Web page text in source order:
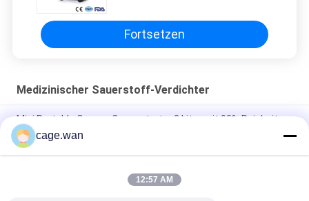
Fortsetzen
Medizinischer Sauerstoff-Verdichter
Mini Portable Oxygen Concentrator 3 Liter mit 93% Reinheit
Doppelfluss-Sauerstoff-Verdichter 5 Liter mit Reinheit 93±3%
medizinischer/Hauptgebrauch
0.5 - justierbare medizinische Mini Portable Oxygen
cage.wan
12:57 AM